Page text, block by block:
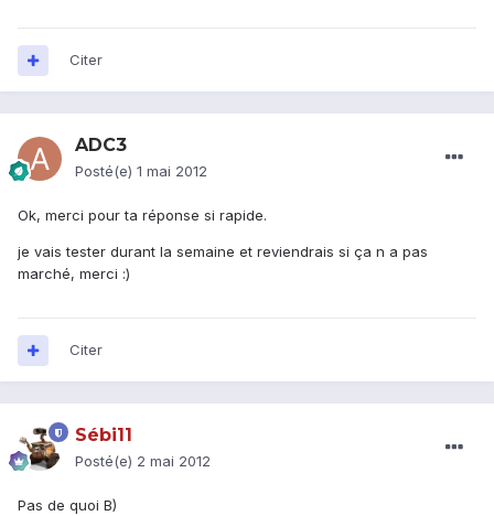
Citer
ADC3
Posté(e) 1 mai 2012
Ok, merci pour ta réponse si rapide.
je vais tester durant la semaine et reviendrais si ça n a pas
marché, merci :)
Citer
Sébi11
Posté(e) 2 mai 2012
Pas de quoi B)